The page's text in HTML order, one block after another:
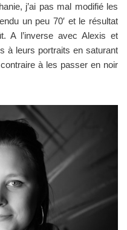
j’ai pas mal modifié les
un peu 70′ et le résultat
A l’inverse avec Alexis et
à leurs portraits en saturant
à les passer en noir